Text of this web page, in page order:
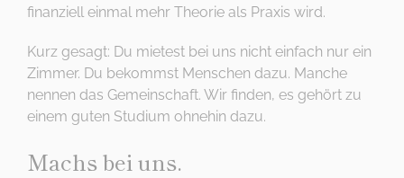
finanziell einmal mehr Theorie als Praxis wird.
Kurz gesagt: Du mietest bei uns nicht einfach nur ein
Zimmer. Du bekommst Menschen dazu. Manche
nennen das Gemeinschaft. Wir finden, es gehört zu
einem guten Studium ohnehin dazu.
Machs bei uns.